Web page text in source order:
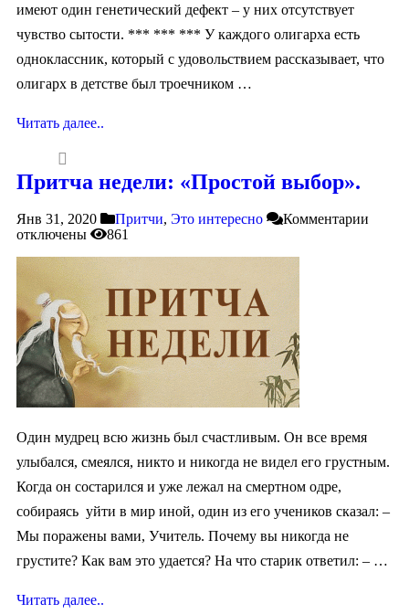
имеют один генетический дефект – у них отсутствует
чувство сытости. *** *** *** У каждого олигарха есть
одноклассник, который с удовольствием рассказывает, что
олигарх в детстве был троечником …
Читать далее..
Притча недели: «Простой выбор».
Янв 31, 2020 Притчи, Это интересно
Комментарии
отключены
861
Один мудрец всю жизнь был счастливым. Он все время
улыбался, смеялся, никто и никогда не видел его грустным.
Когда он состарился и уже лежал на смертном одре,
собираясь уйти в мир иной, один из его учеников сказал: –
Мы поражены вами, Учитель. Почему вы никогда не
грустите? Как вам это удается? На что старик ответил: – …
Читать далее..